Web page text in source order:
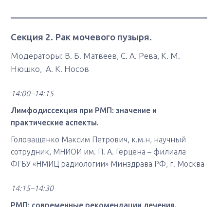
Секция 2. Рак мочевого пузыря.
Модераторы: В. Б. Матвеев, С. А. Рева, К. М.
Нюшко, А. К. Носов
14:00–14:15
Лимфодиссекция при РМП: значение и
практические аспекты.
Головащенко Максим Петрович, к.м.н, научный
сотрудник, МНИОИ им. П. А. Герцена – филиала
ФГБУ «НМИЦ радиологии» Минздрава РФ, г. Москва
14:15–14:30
РМП: современные рекомендации лечения.